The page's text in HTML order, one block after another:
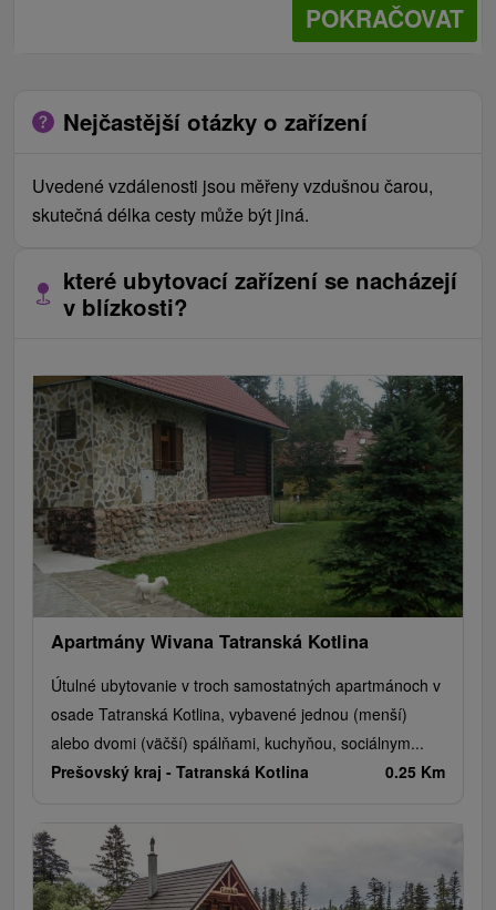
POKRAČOVAT
Nejčastější otázky o zařízení
Uvedené vzdálenosti jsou měřeny vzdušnou čarou,
skutečná délka cesty může být jiná.
které ubytovací zařízení se nacházejí
v blízkosti?
Apartmány Wivana Tatranská Kotlina
Útulné ubytovanie v troch samostatných apartmánoch v
osade Tatranská Kotlina, vybavené jednou (menší)
alebo dvomi (väčší) spálňami, kuchyňou, sociálnym...
Prešovský kraj - Tatranská Kotlina 0.25 Km